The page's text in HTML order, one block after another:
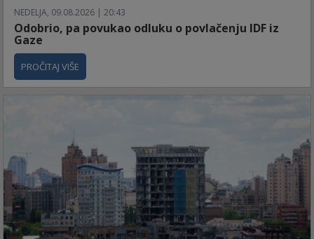
NEDELJA, 09.08.2026 | 20:43
Odobrio, pa povukao odluku o povlačenju IDF iz
Gaze
PROČITAJ VIŠE